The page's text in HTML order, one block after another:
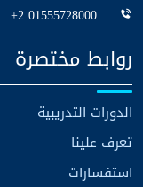
+2 01555728000
روابط مختصرة
الدورات التدريبية
تعرف علينا
استفسارات